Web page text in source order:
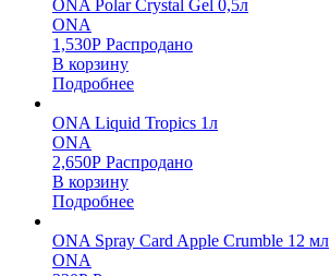
ONA Polar Crystal Gel 0,5л
ONA
1,530Р Распродано
В корзину
Подробнее
ONA Liquid Tropics 1л
ONA
2,650Р Распродано
В корзину
Подробнее
ONA Spray Card Apple Crumble 12 мл
ONA